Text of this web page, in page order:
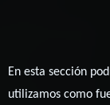
En esta sección
utilizamos como